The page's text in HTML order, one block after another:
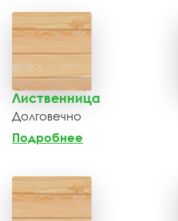
Лиственница
Долговечно
Подробнее